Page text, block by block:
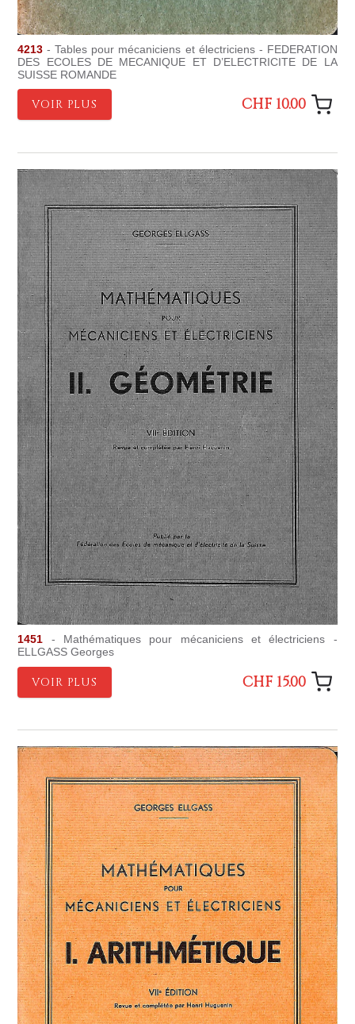
4213 - Tables pour mécaniciens et électriciens - FEDERATION
DES ECOLES DE MECANIQUE ET D’ELECTRICITE DE LA
SUISSE ROMANDE
VOIR PLUS CHF 10.00
1451 - Mathématiques pour mécaniciens et électriciens -
ELLGASS Georges
VOIR PLUS CHF 15.00